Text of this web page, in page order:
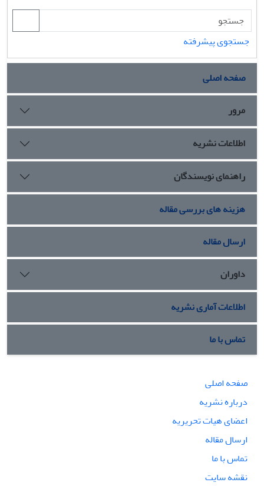
جستجوی پیشرفته
صفحه اصلی
مرور
اطلاعات نشریه
راهنمای نویسندگان
هزینه های بررسی مقاله
ارسال مقاله
داوران
اطلاعات آماری نشریه
تماس با ما
صفحه اصلی
درباره نشریه
اعضای هیات تحریریه
ارسال مقاله
تماس با ما
نقشه سایت